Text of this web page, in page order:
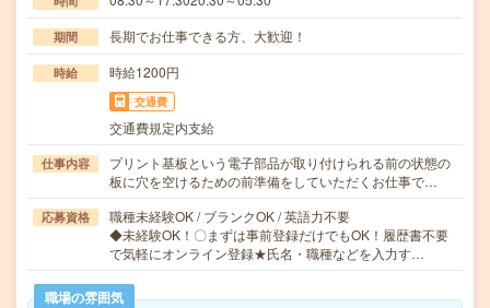
期間 長期でお仕事できる方、大歓迎！
時給 時給1200円
交通費
交通費規定内支給
仕事内容
プリント基板という電子部品が取り付けられる前の状態の
板に穴を空けるための前準備をしていただくお仕事で…
応募資格
職種未経験OK / ブランクOK / 英語力不要
◆未経験OK！〇まずは事前登録だけでもOK！履歴書不要
で気軽にオンライン登録★氏名・職種などを入力す…
職場の雰囲気